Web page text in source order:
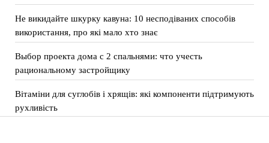
Не викидайте шкурку кавуна: 10 несподіваних способів
використання, про які мало хто знає
Выбор проекта дома с 2 спальнями: что учесть
рациональному застройщику
Вітаміни для суглобів і хрящів: які компоненти підтримують
рухливість